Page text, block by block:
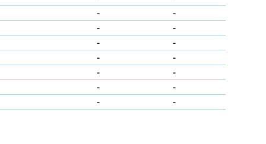
-
-
-
-
-
-
-
-
-
-
-
-
-
-